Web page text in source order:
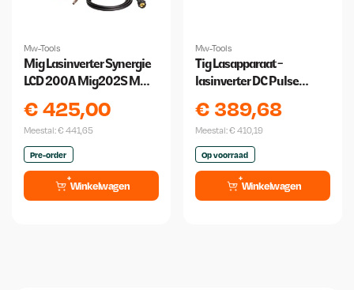
Mw-Tools
Mig Lasinverter Synergie
LCD 200A Mig202S MW-
€425,00
Meestal:€ 441,65
Pre-order
Winkelwagen
Mw-Tools
Tig Lasapparaat -
lasinverter DC Pulse
€ 389,68
Meestal:€ 410,19
Op voorraad
Winkelwagen